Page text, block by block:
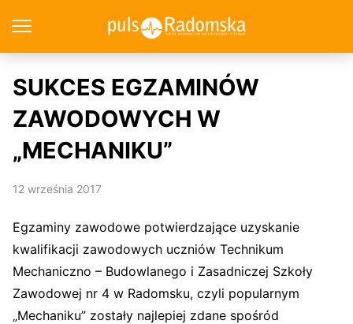
SUKCES EGZAMINÓW
ZAWODOWYCH W
„MECHANIKU”
12 września 2017
Egzaminy zawodowe potwierdzające uzyskanie
kwalifikacji zawodowych uczniów Technikum
Mechaniczno – Budowlanego i Zasadniczej Szkoły
Zawodowej nr 4 w Radomsku, czyli popularnym
„Mechaniku” zostały najlepiej zdane spośród